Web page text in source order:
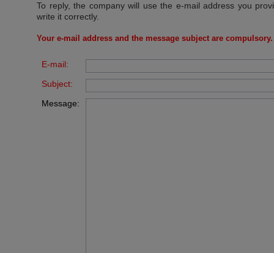
To reply, the company will use the e-mail address you
write it correctly.
Your e-mail address and the message subject are compulsory.
E-mail:
Subject:
Message: